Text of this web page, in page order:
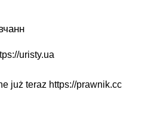
uristy.ua
już teraz https://prawnik.cc